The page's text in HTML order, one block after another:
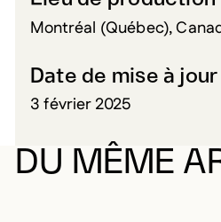
Montréal (Québec),
Date de mise à jour
3 février 2025
DU MÊME